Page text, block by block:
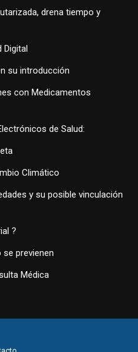
drena tiempo y
Digital
su introducción
con Medicamentos
de Salud:
Climático
y su posible vinculación
?
previenen
Médica